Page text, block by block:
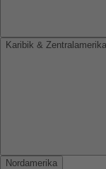
Karibik & Zentralamerika
Nordamerika